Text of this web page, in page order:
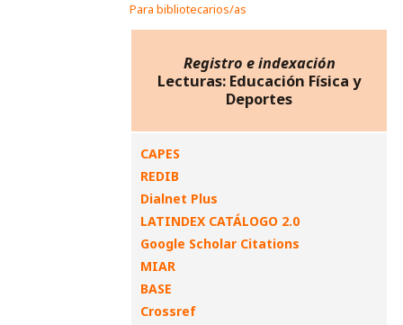
Para bibliotecarios/as
Registro e indexación
Lecturas: Educación Física y
Deportes
CAPES
REDIB
Dialnet Plus
LATINDEX CATÁLOGO 2.0
Google Scholar Citations
MIAR
BASE
Crossref